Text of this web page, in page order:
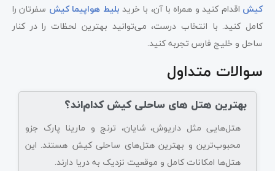
کیش اقدام کنید و همراه با آن، با خرید بلیط هواپیما کیش سفرتان را
کامل کنید. با انتخاب درست، می‌توانید بهترین لحظات را در کنار
ساحل و خلیج فارس تجربه کنید.
سوالات متداول
بهترین هتل های ساحلی کیش کدام‌اند؟
هتل‌هایی مثل داریوش، شایان، ترنج و مارینا پارک جزو
محبوب‌ترین و بهترین هتل‌های ساحلی کیش هستند. این
هتل‌ها امکانات کامل و موقعیت نزدیک به دریا دارند.